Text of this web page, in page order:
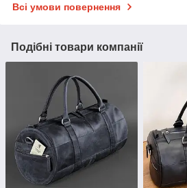
Всі умови повернення
Подібні товари компанії